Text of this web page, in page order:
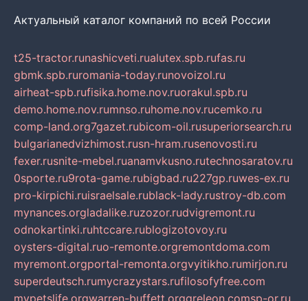
Актуальный каталог компаний по всей России
t25-tractor.runashicveti.rualutex.spb.rufas.ru
gbmk.spb.ruromania-today.runovoizol.ru
airheat-spb.rufisika.home.nov.ruorakul.spb.ru
demo.home.nov.rumnso.ruhome.nov.rucemko.ru
comp-land.org7gazet.rubicom-oil.rusuperiorsearch.ru
bulgarianedvizhimost.rusn-hram.rusenovosti.ru
fexer.rusnite-mebel.ruanamvkusno.rutechnosaratov.ru
0sporte.ru9rota-game.rubigbad.ru227gp.ruwes-ex.ru
pro-kirpichi.ruisraelsale.rublack-lady.rustroy-db.com
mynances.orgladalike.ruzozor.rudvigremont.ru
odnokartinki.ruhtccare.rublogizotovoy.ru
oysters-digital.ruo-remonte.orgremontdoma.com
myremont.orgportal-remonta.orgvyitikho.rumirjon.ru
superdeutsch.rumycrazystars.rufilosofyfree.com
mypetslife.orgwarren-buffett.orggreleon.comsp-or.ru